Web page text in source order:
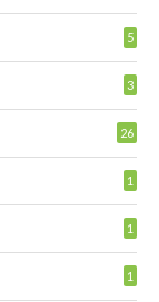
5
3
26
1
1
1